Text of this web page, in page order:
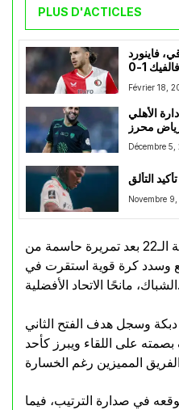
PLUS D'ACTICLES
فاينورد
1-0
Février 18,
الأهلي
محرز
Décembre 5,
التألق
Novembre
وجاء هدف عوار في الدقيقة الـ22 بعد تمريرة حاسمة من
وسدد كرة قوية استقرت في
الشباك، مانحًا الاتحاد الأفضلية.
دبكة وسجل هدف الفتح الثاني
على اللقاء ويبرز كأحد
موقعه في صدارة الترتيب، فيما